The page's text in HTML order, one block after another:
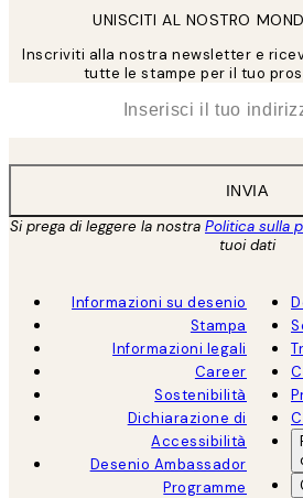
UNISCITI AL NOSTRO
Inscriviti alla nostra newsletter e
tutte le stampe per il tuo
INVIA
Si prega di leggere la nostra Politica sulla
tuoi dati
Informazioni su desenio
Stampa
Informazioni legali
Career
Sostenibilità
Dichiarazione di
Accessibilità
Desenio Ambassador
Programme